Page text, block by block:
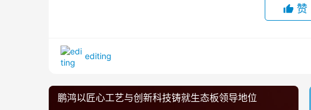
赞
editing
鹏鸿以匠心工艺与创新科技铸就生态板领导地位